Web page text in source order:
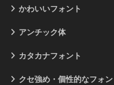
かわいいフォント
アンチック体
カタカナフォント
クセ強め・個性的なフォン